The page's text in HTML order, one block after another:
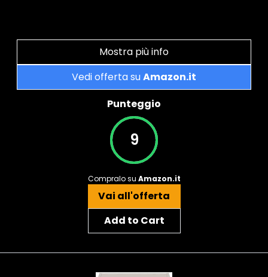
Mostra più info
Vedi offerta suAmazon.it
Punteggio
9
Compralo su Amazon.it
Vai all'offerta
Add to Cart